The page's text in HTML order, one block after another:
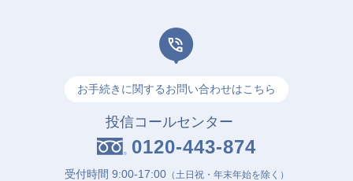
お手続きに関するお問い合わせはこちら
投信コールセンター
0120-443-874
受付時間 9:00-17:00（土日祝・年末年始を除く）